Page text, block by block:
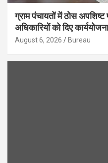
ग्राम पंचायतों में ठोस
अधिकारियों को दिए
August 6, 2026 Bureau